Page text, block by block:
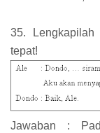
35. Lengkapilah
tepat!
Jawaban :